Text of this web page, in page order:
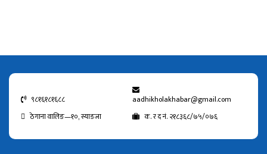
९८१६१८१६८८
aadhikholakhabar@gmail.com
ठेगाना वालिङ—१०, स्याङजा
क. र द नं. २१८३६८/७५/०७६